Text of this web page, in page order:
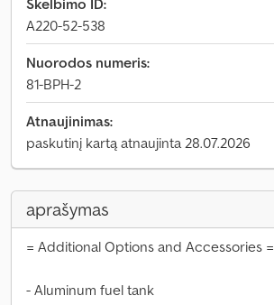
Skelbimo ID:
A220-52-538
Nuorodos numeris:
81-BPH-2
Atnaujinimas:
paskutinį kartą atnaujinta 28.07.2026
aprašymas
= Additional Options and Accessories =
- Aluminum fuel tank